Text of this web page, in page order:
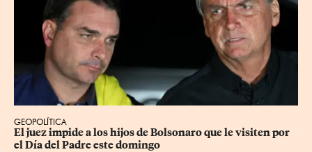
GEOPOLÍTICA
El juez impide a los hijos de Bolsonaro que le visiten por
el Día del Padre este domingo